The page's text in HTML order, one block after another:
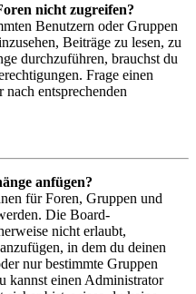
nicht zugreifen?
Benutzern oder Gruppen
Beiträge zu lesen, zu
durchzuführen, brauchst du
Frage einen
entsprechenden
anfügen?
für Foren, Gruppen und
Die Board-
nicht erlaubt,
in dem du deinen
nur bestimmte Gruppen
kannst einen Administrator